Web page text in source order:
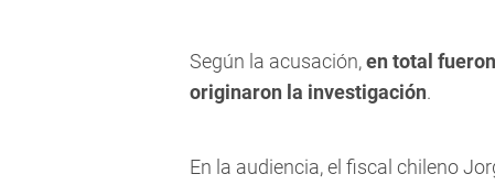
Según la acusación,en total
originaron la investigación.
En la audiencia, el fiscal chileno